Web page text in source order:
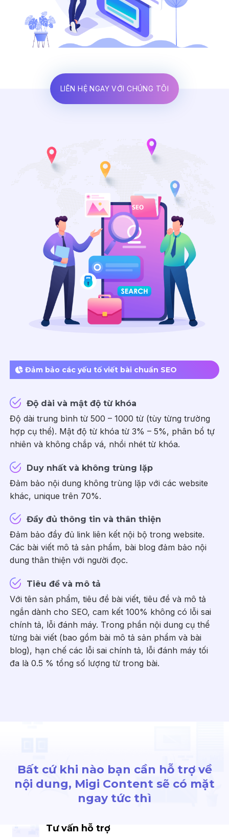
LIÊN HỆ NGAY VỚI CHÚNG TÔI
Đảm bảo các yếu tố viết bài chuẩn SEO
Độ dài và mật độ từ khóa
Độ dài trung bình từ 500 – 1000 từ (tùy từng trường
hợp cụ thể). Mật độ từ khóa từ 3% – 5%, phân bổ tự
nhiên và không chắp vá, nhồi nhét từ khóa.
Duy nhất và không trùng lặp
Đảm bảo nội dung không trùng lặp với các website
khác, unique trên 70%.
Đầy đủ thông tin và thân thiện
Đảm bảo đầy đủ link liên kết nội bộ trong website.
Các bài viết mô tả sản phẩm, bài blog đảm bảo nội
dung thân thiện với người đọc.
Tiêu đề và mô tả
Với tên sản phẩm, tiêu đề bài viết, tiêu đề và mô tả
ngắn dành cho SEO, cam kết 100% không có lỗi sai
chính tả, lỗi đánh máy. Trong phần nội dung cụ thể
từng bài viết (bao gồm bài mô tả sản phẩm và bài
blog), hạn chế các lỗi sai chính tả, lỗi đánh máy tối
đa là 0.5 % tổng số lượng từ trong bài.
Bất cứ khi nào bạn cần hỗ trợ về
nội dung, Migi Content sẽ có mặt
ngay tức thì
Tư vấn hỗ trợ